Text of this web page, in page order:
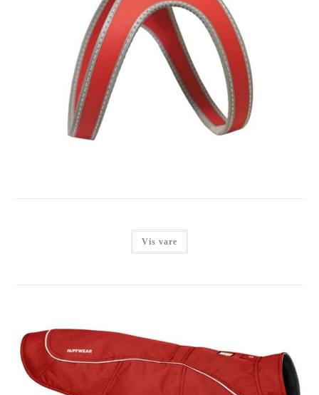
TRE PONTI MIDI SELE, RØD
Login for at se priser
Vis vare